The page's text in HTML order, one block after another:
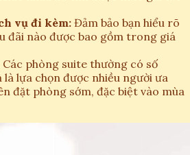
vụ đi kèm: Đảm bảo bạn hiểu rõ
đãi nào được bao gồm trong giá
Các phòng suite thường có số
là lựa chọn được nhiều người ưa
đặt phòng sớm, đặc biệt vào mùa